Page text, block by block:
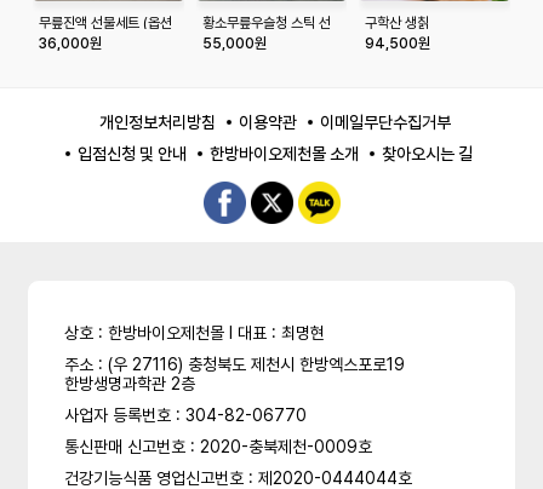
무릎진액 선물세트 (옵션
추가금)
36,000원
황소무릎우슬청 스틱 선
물세트
55,000원
구학산 생칡
즙/100mlx90포
94,500원
개인정보처리방침 이용약관
이메일무단수집거부
입점신청 및 안내
한방바이오제천몰 소개 찾아오시는 길
상호 : 한방바이오제천몰 l 대표 : 최명현
주소 : (우 27116) 충청북도 제천시 한방엑스포로19
한방생명과학관 2층
사업자 등록번호 : 304-82-06770
통신판매 신고번호 : 2020-충북제천-0009호
건강기능식품 영업신고번호 : 제2020-0444044호